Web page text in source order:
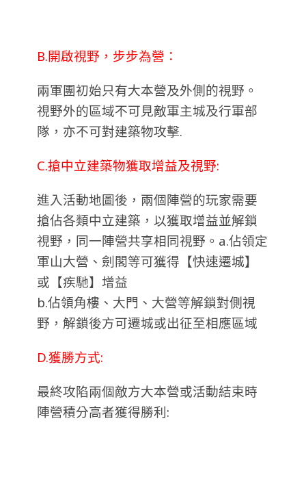
B.開啟視野，步步為營：
兩軍團初始只有大本營及外側的視野。
視野外的區域不可見敵軍主城及行軍部
隊，亦不可對建築物攻擊.
C.搶中立建築物獲取增益及視野:
進入活動地圖後，兩個陣營的玩家需要
搶佔各類中立建築，以獲取增益並解鎖
視野，同一陣營共享相同視野。 a.佔領定
軍山大營、劍閣等可獲得【快速遷城】
或【疾馳】增益
b.佔領角樓、大門、大營等解鎖對側視
野，解鎖後方可遷城或出征至相應區域
D.獲勝方式:
最終攻陷兩個敵方大本營或活動結束時
陣營積分高者獲得勝利: